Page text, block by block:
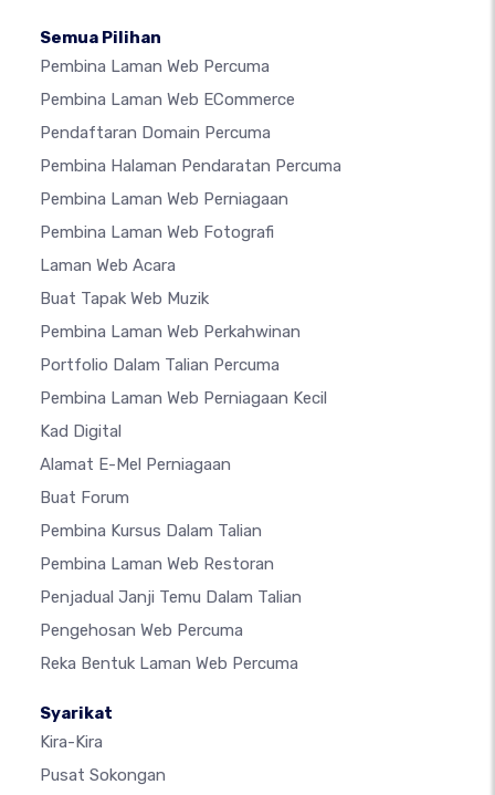
Semua Pilihan
Pembina Laman Web Percuma
Pembina Laman Web ECommerce
Pendaftaran Domain Percuma
Pembina Halaman Pendaratan Percuma
Pembina Laman Web Perniagaan
Pembina Laman Web Fotografi
Laman Web Acara
Buat Tapak Web Muzik
Pembina Laman Web Perkahwinan
Portfolio Dalam Talian Percuma
Pembina Laman Web Perniagaan Kecil
Kad Digital
Alamat E-Mel Perniagaan
Buat Forum
Pembina Kursus Dalam Talian
Pembina Laman Web Restoran
Penjadual Janji Temu Dalam Talian
Pengehosan Web Percuma
Reka Bentuk Laman Web Percuma
Syarikat
Kira-Kira
Pusat Sokongan